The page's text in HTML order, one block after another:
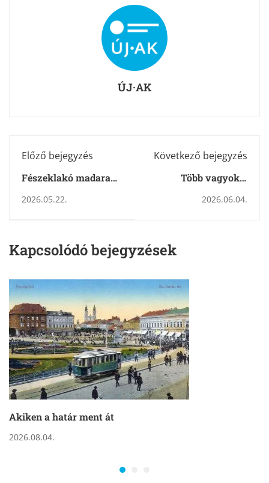
ÚJ·AK
Előző bejegyzés
Fészeklakó madarak,
2026.05.22.
Következő bejegyzés
Több vagyok a
2026.06.04.
Kapcsolódó bejegyzések
Akiken a határ ment át
2026.08.04.